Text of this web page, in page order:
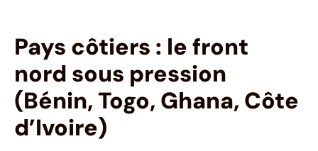
Pays côtiers : le front
nord sous pression
(Bénin, Togo, Ghana, Côte
d’Ivoire)